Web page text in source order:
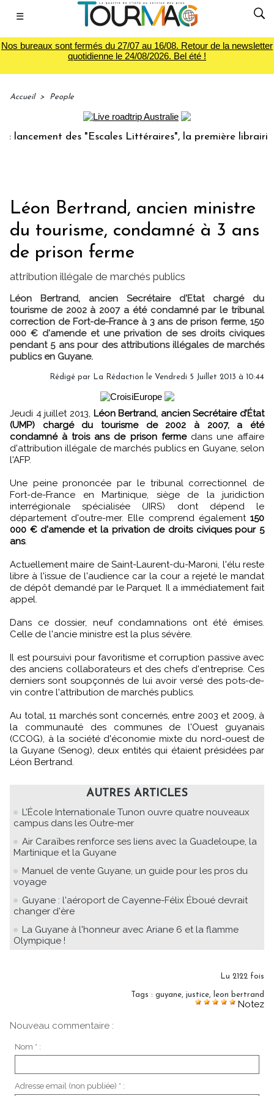
☰
Nos bureaux sont fermés du 27/07 au 16/08. Retour de la newsletter
quotidienne le 24/08/2026. Bel été !
Accueil > People
des "Escales Littéraires", la première librairie du
Léon Bertrand, ancien ministre
du tourisme, condamné à 3 ans
de prison ferme
attribution illégale de marchés publics
Léon Bertrand, ancien Secrétaire d'Etat chargé du
tourisme de 2002 à 2007 a été condamné par le tribunal
correction de Fort-de-France à 3 ans de prison ferme, 150
000 € d'amende et une privation de ses droits civiques
pendant 5 ans pour des attributions illégales de marchés
publics en Guyane.
Rédigé par La Rédaction le Vendredi 5 Juillet 2013 à 10:44
Jeudi 4 juillet 2013, Léon Bertrand, ancien Secrétaire d’État
(UMP) chargé du tourisme de 2002 à 2007, a été
condamné à trois ans de prison fermedans une affaire
d'attribution illégale de marchés publics en Guyane, selon
l'AFP.
Une peine prononcée par le tribunal correctionnel de
Fort-de-France en Martinique, siège de la juridiction
interrégionale spécialisée (JIRS) dont dépend le
département d'outre-mer. Elle comprend également 150
000 € d'amende et la privation de droits civiques pour 5
ans.
Actuellement maire de Saint-Laurent-du-Maroni, l'élu reste
libre à l'issue de l'audience car la cour a rejeté le mandat
de dépôt demandé par le Parquet. Il a immédiatement fait
appel.
Dans ce dossier, neuf condamnations ont été émises.
Celle de l'ancie ministre est la plus sévère.
Il est poursuivi pour favoritisme et corruption passive avec
des anciens collaborateurs et des chefs d'entreprise. Ces
derniers sont soupçonnés de lui avoir versé des pots-de-
vin contre l'attribution de marchés publics.
Au total, 11 marchés sont concernés, entre 2003 et 2009, à
la communauté des communes de l'Ouest guyanais
(CCOG), à la société d'économie mixte du nord-ouest de
la Guyane (Senog), deux entités qui étaient présidées par
Léon Bertrand.
AUTRES ARTICLES
L’École Internationale Tunon ouvre quatre nouveaux
campus dans les Outre-mer
Air Caraïbes renforce ses liens avec la Guadeloupe, la
Martinique et la Guyane
Manuel de vente Guyane, un guide pour les pros du
voyage
Guyane : l'aéroport de Cayenne-Félix Éboué devrait
changer d'ère
La Guyane à l'honneur avec Ariane 6 et la flamme
Olympique !
Lu 2122 fois
Tags : guyane justice leon bertrand
Notez
Nouveau commentaire :
Nom * :
Adresse email (non publiée) * :